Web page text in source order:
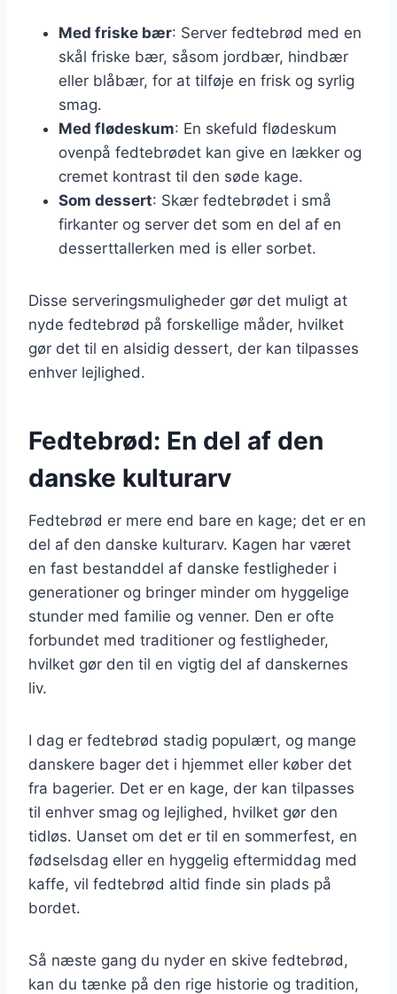
Med friske bær: Server fedtebrød med en
skål friske bær, såsom jordbær, hindbær
eller blåbær, for at tilføje en frisk og syrlig
smag.
Med flødeskum: En skefuld flødeskum
ovenpå fedtebrødet kan give en lækker og
cremet kontrast til den søde kage.
Som dessert: Skær fedtebrødet i små
firkanter og server det som en del af en
desserttallerken med is eller sorbet.
Disse serveringsmuligheder gør det muligt at
nyde fedtebrød på forskellige måder, hvilket
gør det til en alsidig dessert, der kan tilpasses
enhver lejlighed.
Fedtebrød: En del af den
danske kulturarv
Fedtebrød er mere end bare en kage; det er en
del af den danske kulturarv. Kagen har været
en fast bestanddel af danske festligheder i
generationer og bringer minder om hyggelige
stunder med familie og venner. Den er ofte
forbundet med traditioner og festligheder,
hvilket gør den til en vigtig del af danskernes
liv.
I dag er fedtebrød stadig populært, og mange
danskere bager det i hjemmet eller køber det
fra bagerier. Det er en kage, der kan tilpasses
til enhver smag og lejlighed, hvilket gør den
tidløs. Uanset om det er til en sommerfest, en
fødselsdag eller en hyggelig eftermiddag med
kaffe, vil fedtebrød altid finde sin plads på
bordet.
Så næste gang du nyder en skive fedtebrød,
kan du tænke på den rige historie og tradition,